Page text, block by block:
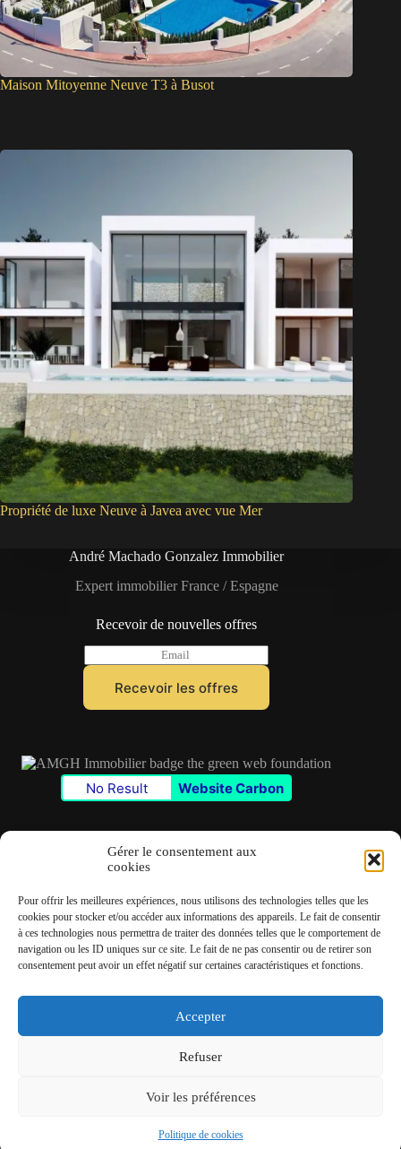
Gérer le consentement aux
cookies
Pour offrir les meilleures expériences, nous utilisons des technologies telles que les
cookies pour stocker et/ou accéder aux informations des appareils. Le fait de consentir
à ces technologies nous permettra de traiter des données telles que le comportement de
navigation ou les ID uniques sur ce site. Le fait de ne pas consentir ou de retirer son
consentement peut avoir un effet négatif sur certaines caractéristiques et fonctions.
Accepter
Refuser
Voir les préférences
Politique de cookies
Maison Mitoyenne Neuve T3 à Busot
Propriété de luxe Neuve à Javea avec vue Mer
André Machado Gonzalez Immobilier
Expert immobilier France / Espagne
Recevoir de nouvelles offres
m
l
Recevoir les offres
No Result Website Carbon
✆06 22 39 73 24
✉contact@amgh-immobilier.com
Copyright © 2026 - André Machado Gonzalez Immobilier